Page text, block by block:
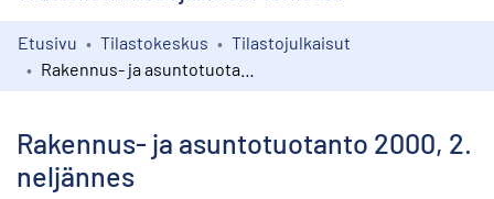
Kokoelmat
Etusivu Tilastokeskus
Tilastojulkaisut
Rakennus- ja asuntotuotanto 2000, 2.
neljännes